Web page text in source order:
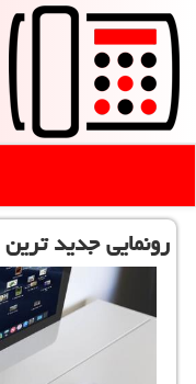
رونمایی جدید